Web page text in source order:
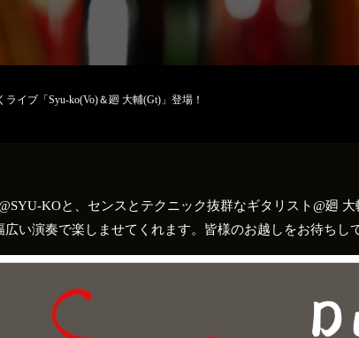
ライブ「Syu-ko(Vo)＆廻 大輔(Gt)」登場！
KOと、センスとテクニック抜群なギタリスト@廻 大
い演奏で楽しませてくれます。皆様のお越しをお待ちし